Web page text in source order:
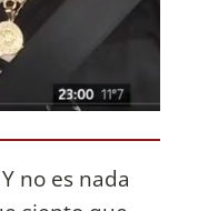
no es nada